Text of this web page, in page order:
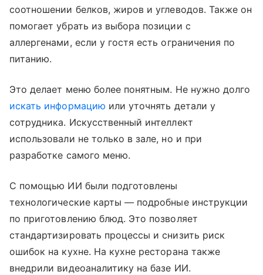
соотношении белков, жиров и углеводов. Также он
помогает убрать из выбора позиции с
аллергенами, если у гостя есть ограничения по
питанию.
Это делает меню более понятным. Не нужно долго
искать информацию или уточнять детали у
сотрудника. Искусственный интеллект
использовали не только в зале, но и при
разработке самого меню.
С помощью ИИ были подготовлены
технологические карты — подробные инструкции
по приготовлению блюд. Это позволяет
стандартизировать процессы и снизить риск
ошибок на кухне. На кухне ресторана также
внедрили видеоаналитику на базе ИИ.